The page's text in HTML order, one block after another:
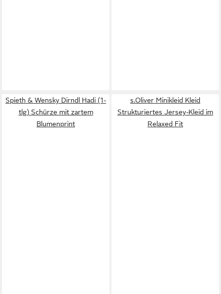
Spieth & Wensky Dirndl Hadi (1-
tlg) Schürze mit zartem
Blumenprint
s.Oliver Minikleid Kleid
Strukturiertes Jersey-Kleid im
Relaxed Fit